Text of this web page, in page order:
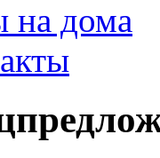
на дома